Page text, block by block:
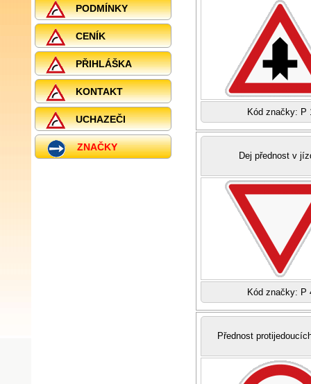
PODMÍNKY
CENÍK
PŘIHLÁŠKA
KONTAKT
UCHAZEČI
ZNAČKY
Kód značky: P
Dej přednost v
Kód značky: P
Přednost